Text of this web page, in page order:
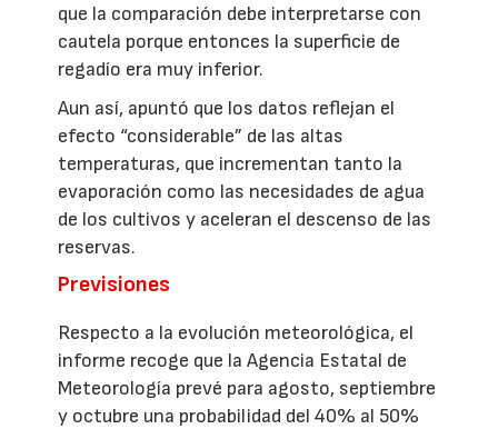
que la comparación debe interpretarse con
cautela porque entonces la superficie de
regadío era muy inferior.
Aun así, apuntó que los datos reflejan el
efecto “considerable” de las altas
temperaturas, que incrementan tanto la
evaporación como las necesidades de agua
de los cultivos y aceleran el descenso de las
reservas.
Previsiones
Respecto a la evolución meteorológica, el
informe recoge que la Agencia Estatal de
Meteorología prevé para agosto, septiembre
y octubre una probabilidad del 40% al 50%